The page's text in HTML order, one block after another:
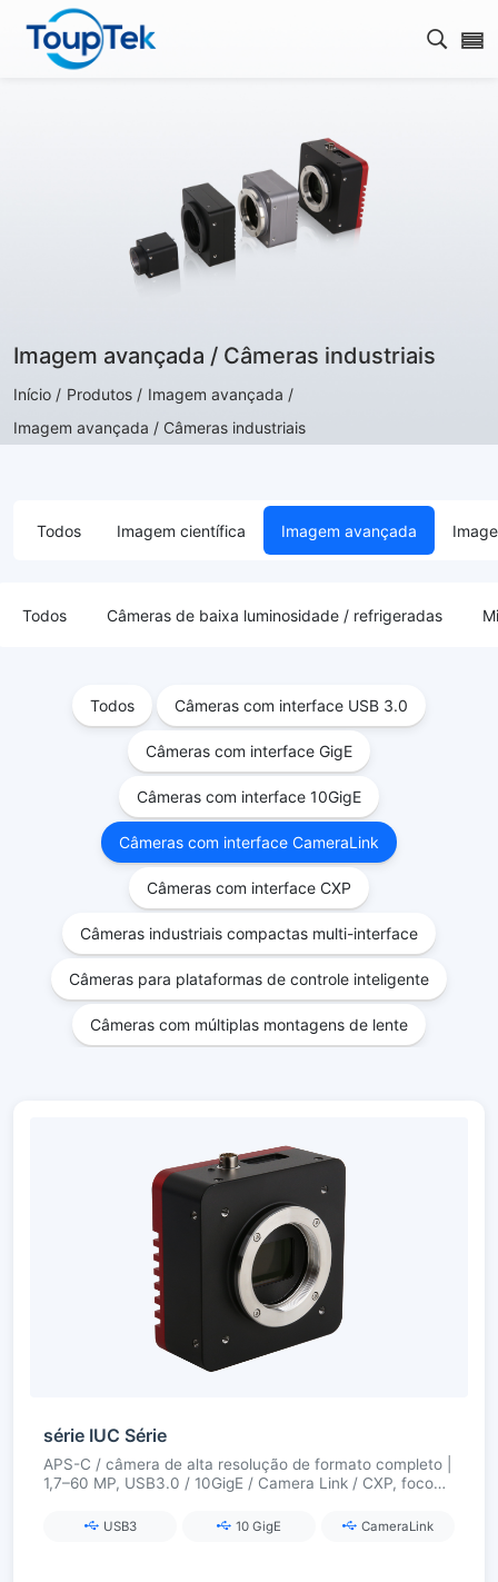
Abrir
Imagem avançada / Câmeras industriais
Início / Produtos / Imagem avançada /
Imagem avançada / Câmeras industriais
Todos Imagem científica Imagem avançada
Todos Câmeras de baixa luminosidade / refrigeradas
Todos Câmeras com interface USB 3.0
Câmeras com interface GigE
Câmeras com interface 10GigE
Câmeras com interface CameraLink
Câmeras com interface CXP
Câmeras industriais compactas multi-interface
Câmeras para plataformas de controle inteligente
Câmeras com múltiplas montagens de lente
série IUC Série
APS-C / câmera de alta resolução de formato completo |
1,7–60 MP, USB3.0 / 10GigE / Camera Link / CXP, foco
USB3 10 GigE CameraLink